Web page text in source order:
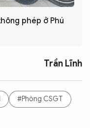
phép ở Phú
Trần Lĩnh
#Phòng CSGT